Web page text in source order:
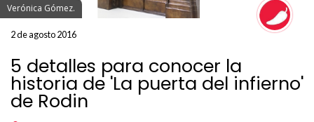
Verónica Gómez.
2 de agosto 2016
5 detalles para conocer la
historia de 'La puerta del infierno'
de Rodin